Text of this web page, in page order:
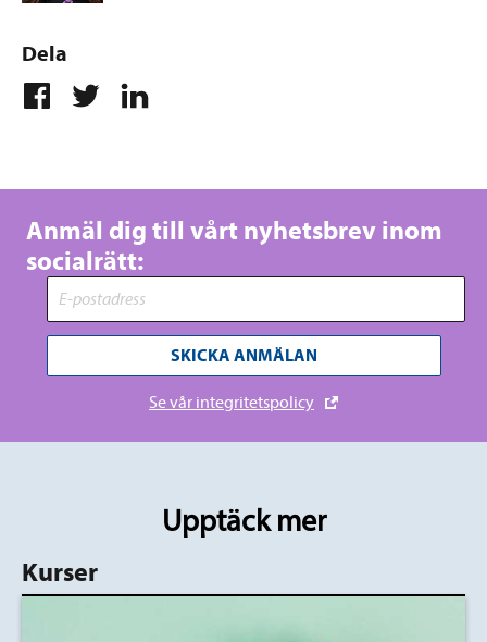
Dela
Anmäl dig till vårt nyhetsbrev inom
socialrätt:
SKICKA ANMÄLAN
Se vår integritetspolicy
Upptäck mer
Kurser